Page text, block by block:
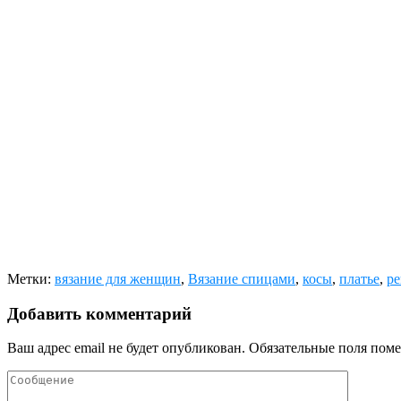
Метки: вязание для женщин, Вязание спицами, косы, платье,
Добавить комментарий
Ваш адрес email не будет опубликован. Обязательные поля